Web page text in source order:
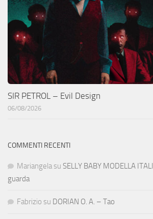
SIR PETROL – Evil Design
06/08/2026
COMMENTI RECENTI
Mariangela su SELLY BABY MODELLA
guarda
Fabrizio su DORIAN O. A. – Tao